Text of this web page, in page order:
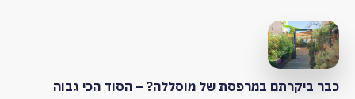
כבר ביקרתם במרפסת של מוסללה? – הסוד הכי גבוה